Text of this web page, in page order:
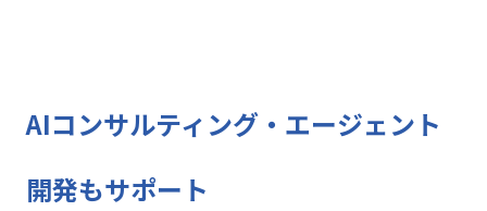
AIコンサルティング・エージェント
開発もサポート